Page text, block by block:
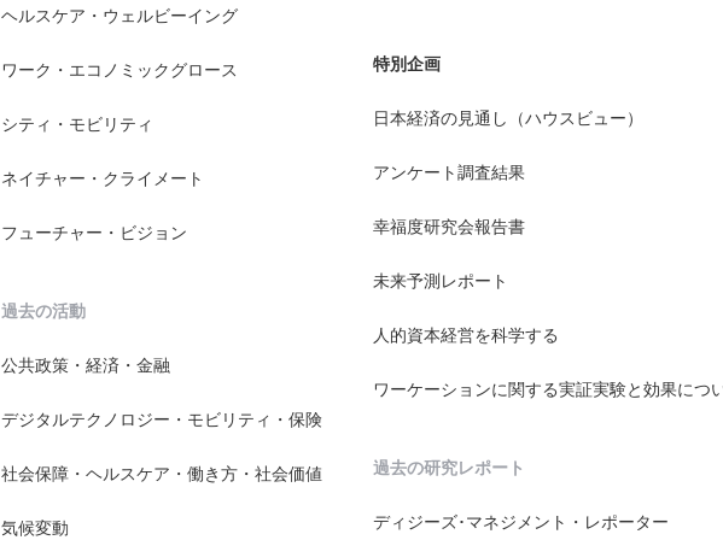
ヘルスケア・ウェルビーイング
ワーク・エコノミックグロース
シティ・モビリティ
ネイチャー・クライメート
フューチャー・ビジョン
過去の活動
公共政策・経済・金融
デジタルテクノロジー・モビリティ・保険
社会保障・ヘルスケア・働き方・社会価値
気候変動
特別企画
日本経済の見通し（ハウスビュー）
アンケート調査結果
幸福度研究会報告書
未来予測レポート
人的資本経営を科学する
ワーケーションに関する実証実験と効果につ
過去の研究レポート
ディジーズ･マネジメント・レポーター